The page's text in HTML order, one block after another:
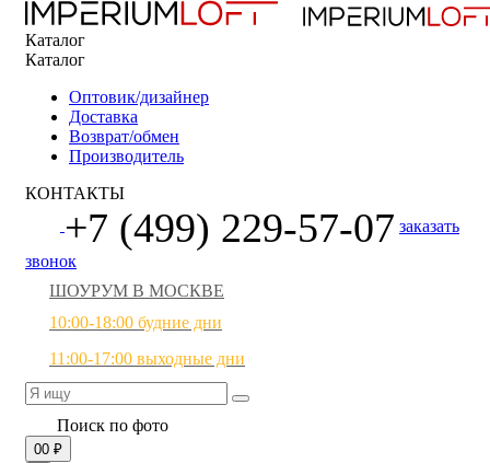
Каталог
Каталог
Оптовик/дизайнер
Доставка
Возврат/обмен
Производитель
КОНТАКТЫ
+7 (499) 229-57-07 заказать
звонок
ШОУРУМ В МОСКВЕ
10:00-18:00 будние дни
11:00-17:00 выходные дни
Поиск по фото
00 ₽